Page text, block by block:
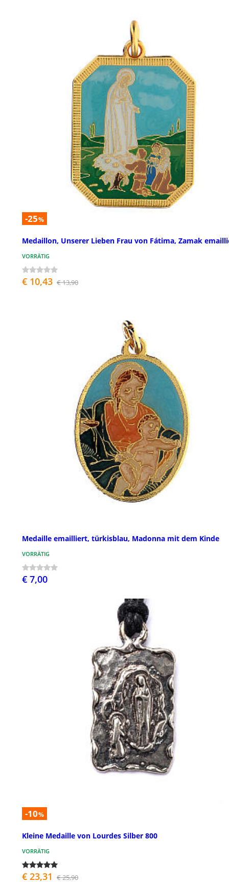
-25%
Medaillon, Unserer Lieben Frau von Fátima, Zamak
VORRÄTIG
€ 10,43 € 13,90
Medaille emailliert, türkisblau, Madonna mit dem Kinde
VORRÄTIG
€ 7,00
-10%
Kleine Medaille von Lourdes Silber 800
VORRÄTIG
€ 23,31 € 25,90